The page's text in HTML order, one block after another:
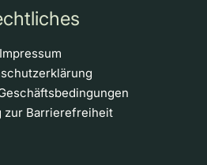
Impressum
zur Barrierefreiheit